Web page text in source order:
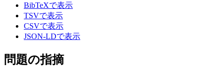
BibTeXで表示
TSVで表示
CSVで表示
JSON-LDで表示
問題の指摘